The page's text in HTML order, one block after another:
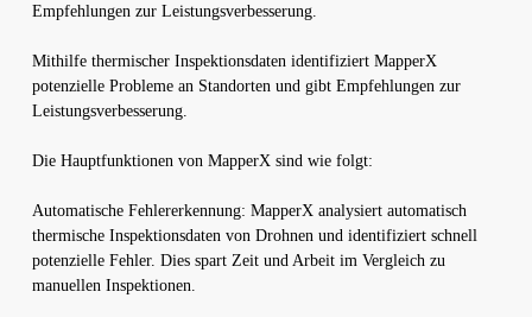
Empfehlungen zur Leistungsverbesserung.
Mithilfe thermischer Inspektionsdaten identifiziert MapperX
potenzielle Probleme an Standorten und gibt Empfehlungen zur
Leistungsverbesserung.
Die Hauptfunktionen von MapperX sind wie folgt:
Automatische Fehlererkennung: MapperX analysiert automatisch
thermische Inspektionsdaten von Drohnen und identifiziert schnell
potenzielle Fehler. Dies spart Zeit und Arbeit im Vergleich zu
manuellen Inspektionen.